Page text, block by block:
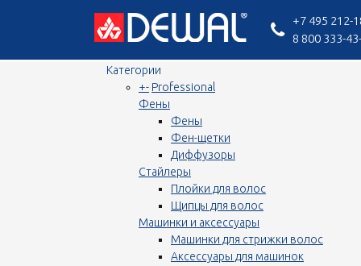
+7 495 212-
8 800 333-
Категории
+- Professional
Фены
Фены
Фен-щетки
Диффузоры
Стайлеры
Плойки для волос
Щипцы для волос
Машинки и аксессуары
Машинки для стрижки волос
Аксессуары для машинок